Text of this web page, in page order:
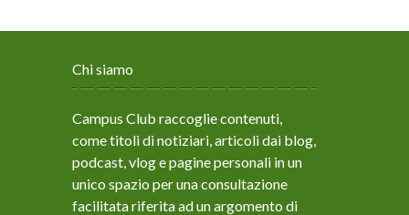
Chi siamo
Campus Club raccoglie contenuti,
come titoli di notiziari, articoli dai blog,
podcast, vlog e pagine personali in un
unico spazio per una consultazione
facilitata riferita ad un argomento di